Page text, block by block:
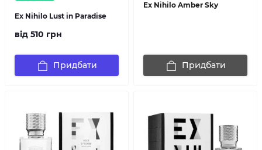
Ex Nihilo Lust in Paradise
від 510 грн
Придбати
Ex Nihilo Amber Sky
Придбати